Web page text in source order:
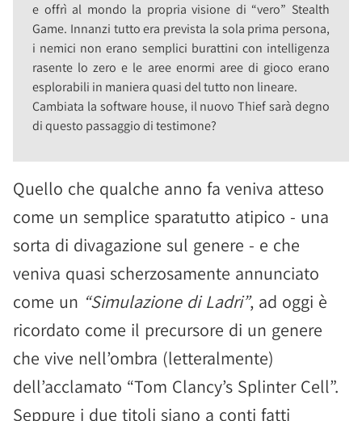
e offrì al mondo la propria visione di “vero” Stealth
Game. Innanzi tutto era prevista la sola prima persona,
i nemici non erano semplici burattini con intelligenza
rasente lo zero e le aree enormi aree di gioco erano
esplorabili in maniera quasi del tutto non lineare.
Cambiata la software house, il nuovo Thief sarà degno
di questo passaggio di testimone?
Quello che qualche anno fa veniva atteso
come un semplice sparatutto atipico - una
sorta di divagazione sul genere - e che
veniva quasi scherzosamente annunciato
come un “Simulazione di Ladri”, ad oggi è
ricordato come il precursore di un genere
che vive nell’ombra (letteralmente)
dell’acclamato “Tom Clancy’s Splinter Cell”.
Seppure i due titoli siano a conti fatti